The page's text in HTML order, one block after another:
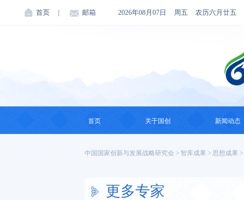
首页 邮箱 2026年08月07日 周五 农历六月廿五
首页 关于国创
机构简介
会领导
新闻动态
国创动态
中国国家创新与发展战略研究会 > 智库成果 > 思想成果 >
更多专家